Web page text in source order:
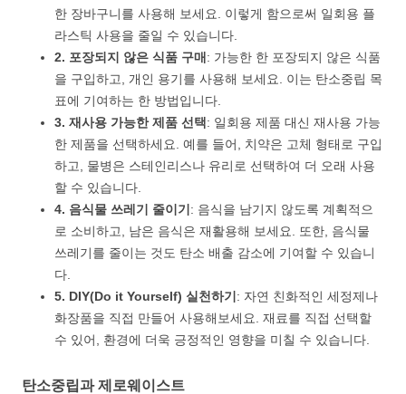
한 장바구니를 사용해 보세요. 이렇게 함으로써 일회용 플
라스틱 사용을 줄일 수 있습니다.
2. 포장되지 않은 식품 구매 : 가능한 한 포장되지 않은 식품
을 구입하고, 개인 용기를 사용해 보세요. 이는 탄소중립 목
표에 기여하는 한 방법입니다.
3. 재사용 가능한 제품 선택: 일회용 제품 대신 재사용 가능
한 제품을 선택하세요. 예를 들어, 치약은 고체 형태로 구입
하고, 물병은 스테인리스나 유리로 선택하여 더 오래 사용
할 수 있습니다.
4. 음식물 쓰레기 줄이기 : 음식을 남기지 않도록 계획적으
로 소비하고, 남은 음식은 재활용해 보세요. 또한, 음식물
쓰레기를 줄이는 것도 탄소 배출 감소에 기여할 수 있습니
다.
5. DIY(Do it Yourself) 실천하기 : 자연 친화적인 세정제나
화장품을 직접 만들어 사용해보세요. 재료를 직접 선택할
수 있어, 환경에 더욱 긍정적인 영향을 미칠 수 있습니다.
탄소중립과 제로웨이스트